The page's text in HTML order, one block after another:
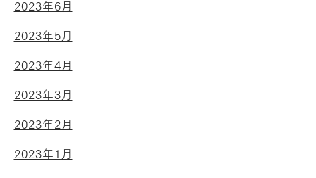
2023年6月
2023年5月
2023年4月
2023年3月
2023年2月
2023年1月